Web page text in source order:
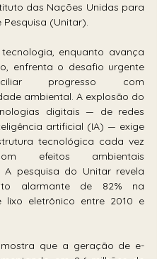
das Nações Unidas para
(Unitar).
enquanto avança
enfrenta o desafio urgente
progresso com
ambiental. A explosão do
digitais — de redes
artificial (IA) — exige
tecnológica cada vez
efeitos ambientais
A pesquisa do Unitar revela
alarmante de 82% na
lixo eletrônico entre 2010 e
que a geração de e-